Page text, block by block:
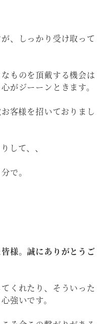
、しっかり受け取って
ものを頂戴する機会は
がジーーンときます。
客様を招いておりまし
して、、
で。
様。誠にありがとうご
くれたり、そういった
強いです。